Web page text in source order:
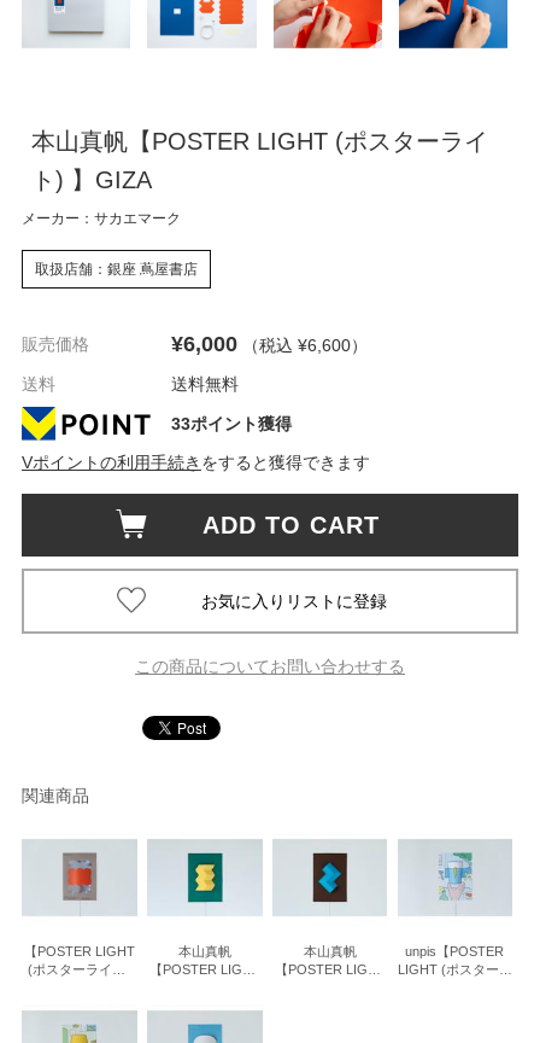
本山真帆【POSTER LIGHT (ポスターライ
ト) 】GIZA
メーカー：サカエマーク
取扱店舗：銀座 蔦屋書店
販売価格 ¥6,000 （税込 ¥6,600）
送料
送料無料
33ポイント獲得
Vポイントの利用手続き をすると獲得できます
ADD TO CART
この商品についてお問い合わせする
関連商品
【POSTER LIGHT
(ポスターライト)
本山真帆
【POSTER LIGHT
本山真帆
【POSTER LIGHT
unpis【POSTER
LIGHT (ポスターラ